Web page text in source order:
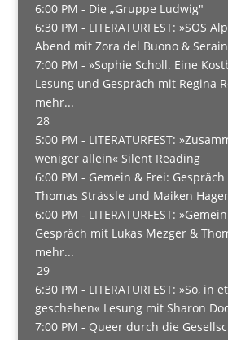
6:00 PM - Die „Gruppe Ludwig"
6:30 PM - LITERATURFEST: »SOS
Abend mit Zora del Buono &
7:00 PM - »Sophie Scholl. Eine
Lesung und Gespräch mit Regina
mehr...
28
5:00 PM - LITERATURFEST:
weniger allein« Silent Reading
6:00 PM - Gemein & Frei:
Thomas Strässle und Maiken
6:00 PM - LITERATURFEST:
Gespräch mit Lukas Mezger &
mehr...
29
6:30 PM - LITERATURFEST: »So, in
geschehen« Lesung mit Sharon
7:00 PM - Queer durch die